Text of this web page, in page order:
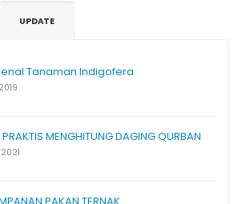
UPDATE
Tanaman Indigofera
MENGHITUNG DAGING QURBAN